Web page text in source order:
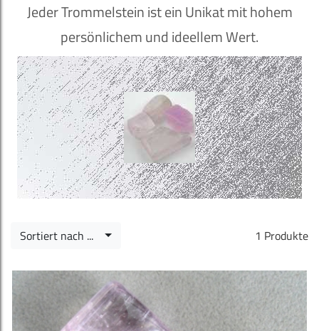
Jeder Trommelstein ist ein Unikat mit hohem
persönlichem und ideellem Wert.
1 Produkte
Sortiert nach ...